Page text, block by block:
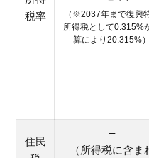
税率
（※2037年まで復興
所得税として0.315%
算により20.315%）
住民
–
（所得税に含ま